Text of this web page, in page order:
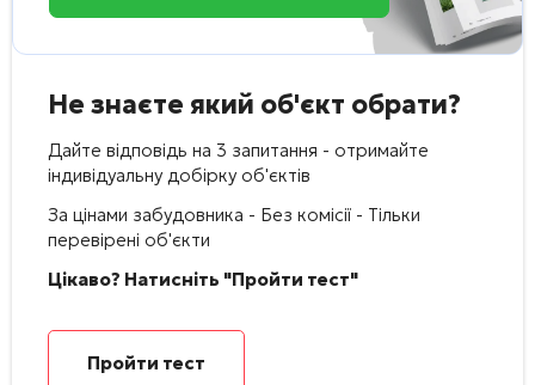
Не знаєте який об'єкт обрати?
Дайте відповідь на 3 запитання - отримайте
індивідуальну добірку об'єктів
За цінами забудовника - Без комісії - Тільки
перевірені об'єкти
Цікаво? Натисніть "Пройти тест"
Пройти тест